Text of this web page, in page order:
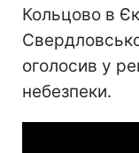
Кольцово в
оголосив у
небезпеки.